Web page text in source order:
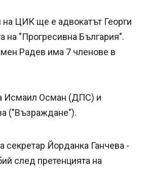
на ЦИК ще е адвокатът Георги
на "Прогресивна България".
Радев има 7 членове в
Исмаил Осман (ДПС) и
("Възраждане").
секретар Йорданка Ганчева -
след претенцията на